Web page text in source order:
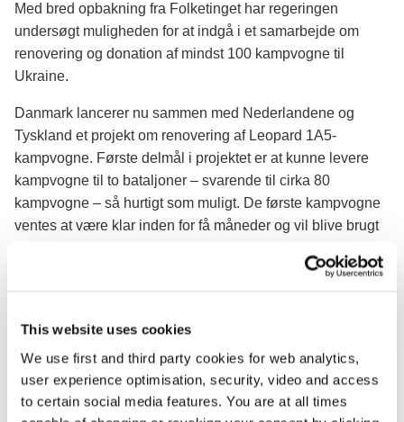
This website uses cookies
We use first and third party cookies for web analytics,
user experience optimisation, security, video and access
to certain social media features. You are at all times
Med bred opbakning fra Folketinget har regeringen
undersøgt muligheden for at indgå i et samarbejde om
renovering og donation af mindst 100 kampvogne til
Ukraine.
Danmark lancerer nu sammen med Nederlandene og
Tyskland et projekt om renovering af Leopard 1A5-
kampvogne. Første delmål i projektet er at kunne levere
kampvogne til to bataljoner – svarende til cirka 80
kampvogne – så hurtigt som muligt. De første kampvogne
ventes at være klar inden for få måneder og vil blive brugt
”Ukraine har hårdt brug for kampvogne for at kunne modstå
Danmark har store aktier i det nye samarbejde med andre
lande om at støtte Ukraine. Vores samarbejde om donation
af et så stort antal Leopard 1 kampvogne går fint i spænd